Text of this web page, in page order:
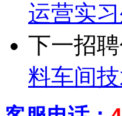
运营实
下一招聘
料车间